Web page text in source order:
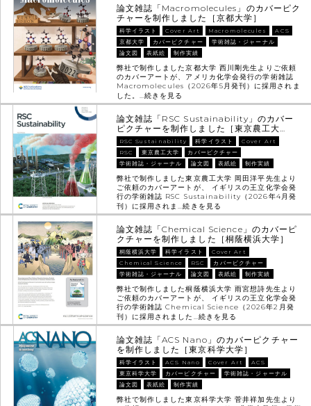
論文雑誌「Macromolecules」のカバーピク
チャーを制作しました［京都大学］
科学イラスト Cover Art Macromolecules
ACS
京都大学
カバーピクチャー
学術雑誌・ジャーナル
論文図
表紙絵 制作実績
弊社で制作しました京都大学 西川剛先生よりご依頼
のカバーアートが、アメリカ化学会発行の学術雑誌
Macromolecules（2026年5月発刊）に採用されま
した。…続きを見る
論文雑誌「RSC Sustainability」のカバー
ピクチャーを制作しました［東京農工大…
RSC Sustainability 科学イラスト
Cover Art
RSC
東京農工大学
カバーピクチャー
学術雑誌・ジャーナル
論文図 表紙絵 制作実績
弊社で制作しました東京農工大学 岡田洋平先生より
ご依頼のカバーアートが、 イギリスの王立化学会発
行の学術雑誌 RSC Sustainability（2026年4月発
刊）に採用されま…続きを見る
論文雑誌「Chemical Science」のカバーピ
クチャーを制作しました［桐蔭横浜大学］
桐蔭横浜大学 科学イラスト
Cover Art
Chemical Science
RSC
カバーピクチャー
学術雑誌・ジャーナル
論文図 表紙絵 制作実績
弊社で制作しました桐蔭横浜大学 雨宮想詩先生より
ご依頼のカバーアートが、 イギリスの王立化学会発
行の学術雑誌 Chemical Science（2026年2月発
刊）に採用されました…続きを見る
論文雑誌「ACS Nano」のカバーピクチャー
を制作しました［東京科学大学］
科学イラスト ACS Nano Cover Art
ACS
東京科学大学
カバーピクチャー
学術雑誌・ジャーナル
論文図
表紙絵 制作実績
弊社で制作しました東京科学大学 菅井祥加先生より